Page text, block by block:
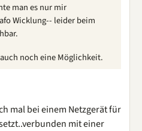
man es nur mir
Wicklung-- leider beim
noch eine Möglichkeit.
mal bei einem Netzgerät für
mit einer